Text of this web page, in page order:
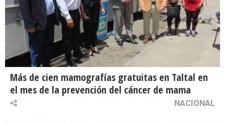
Más de cien mamografías gratuitas en Taltal en
el mes de la prevención del cáncer de mama
NACIONAL